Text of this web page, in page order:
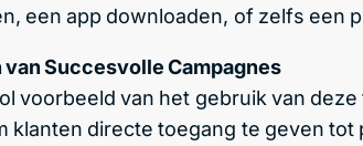
een app downloaden, of zelfs een
Succesvolle Campagnes
voorbeeld van het gebruik van
klanten directe toegang te geven